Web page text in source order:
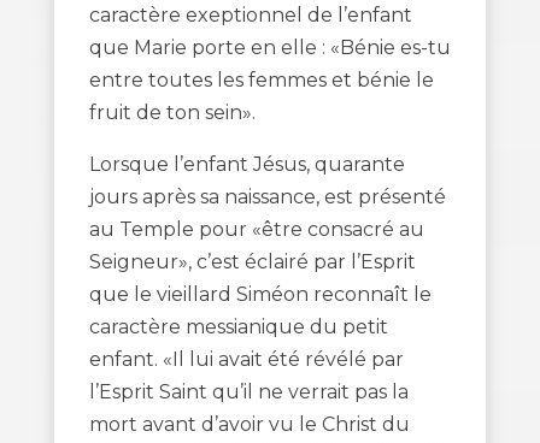
caractère exeptionnel de l’enfant
que Marie porte en elle : «Bénie es-tu
entre toutes les femmes et bénie le
fruit de ton sein».
Lorsque l’enfant Jésus, quarante
jours après sa naissance, est présenté
au Temple pour «être consacré au
Seigneur», c’est éclairé par l’Esprit
que le vieillard Siméon reconnaît le
caractère messianique du petit
enfant. «Il lui avait été révélé par
l’Esprit Saint qu’il ne verrait pas la
mort avant d’avoir vu le Christ du